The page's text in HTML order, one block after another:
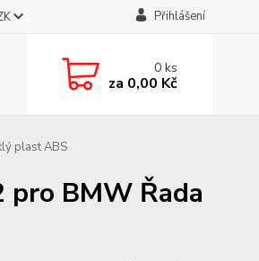
Přihlášení
0ks
za 0,00 Kč
plast ABS
BMW Řada